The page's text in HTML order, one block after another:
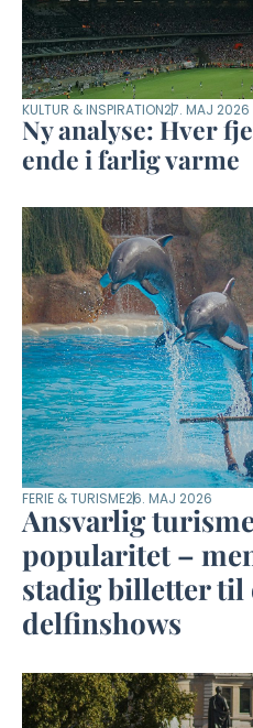
KULTUR & INSPIRATION27. MAJ 2026
Ny analyse: Hver
ende i farlig varme
FERIE & TURISME26. MAJ 2026
Ansvarlig
popularitet –
stadig billetter
delfinshows